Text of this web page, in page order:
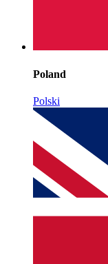
Poland
Polski